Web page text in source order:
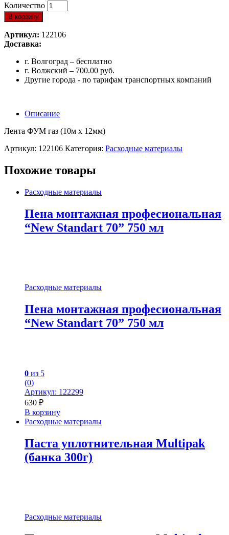
Количество
В корзину
Артикул: 122106
Доставка:
г. Волгоград – бесплатно
г. Волжский – 700.00 руб.
Другие города - по тарифам транспортных компаний
Описание
Лента ФУМ газ (10м x 12мм)
Артикул: 122106 Категория: Расходные материалы
Похожие товары
Расходные материалы
Пена монтажная професиональная
“New Standart 70” 750 мл
Расходные материалы
Пена монтажная професиональная
“New Standart 70” 750 мл
0 из 5
(0)
Артикул: 122299
630 ₽
В корзину
Расходные материалы
Паста уплотнительная Multipak
(банка 300г)
Расходные материалы